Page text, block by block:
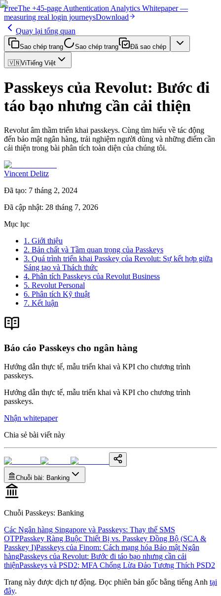
FreeThe +45-page Authentication Analytics Whitepaper —
measuring real login journeysDownload
Quay lại tổng quan
Sao chép trang Sao chép trang Đã sao chép
🇻🇳ViTiếng Việt
Passkeys của Revolut: Bước đi
táo bạo nhưng cần cải thiện
Revolut âm thầm triển khai passkeys. Cùng tìm hiểu về tác động
đến bảo mật ngân hàng, trải nghiệm người dùng và những điểm cần
cải thiện trong bài phân tích toàn diện của chúng tôi.
Vincent Delitz
Đã tạo: 7 tháng 2, 2024
Đã cập nhật: 28 tháng 7, 2026
Mục lục
1. Giới thiệu
2. Bản chất và Tầm quan trọng của Passkeys
3. Quá trình triển khai Passkey của Revolut: Sự kết hợp giữa
Sáng tạo và Thách thức
4. Phân tích Passkeys của Revolut Business
5. Revolut Personal
6. Phân tích Kỹ thuật
7. Kết luận
Báo cáo Passkeys cho ngân hàng
Hướng dẫn thực tế, mẫu triển khai và KPI cho chương trình
passkeys.
Hướng dẫn thực tế, mẫu triển khai và KPI cho chương trình
passkeys.
Nhận whitepaper
Chia sẻ bài viết này
Chuỗi bài: Banking
Chuỗi Passkeys: Banking
Các Ngân hàng Singapore và Passkeys: Thay thế SMS
OTPPasskey Ràng Buộc Thiết Bị vs. Passkey Đồng Bộ (SCA &
Passkey I)Passkeys của Finom: Cách mạng hóa Bảo mật Ngân
hàngPasskeys của Revolut: Bước đi táo bạo nhưng cần cải
thiệnPasskeys và PSD2: MFA Chống Lừa Đảo Tương Thích PSD2
Trang này được dịch tự động. Đọc phiên bản gốc bằng tiếng Anh tại
đây.